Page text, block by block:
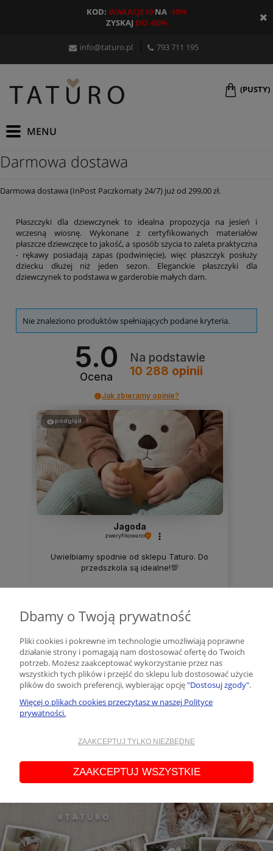
KOD: WAKACJE10 NA-10%
ZYSKAJ DO -60%
info@taturo.pl 793 711 195
(PUSTY)
Darmowa dostawa
Darmowa dostawa (InPost Paczkomaty 24/7) już od 299,00 zł.
Płaszczyki dla dziewczynek to idealna propozycja na jesień i
wczesną wiosnę. Wykonane z certyfikowanych materiałów
płaszcze dziewczęce to jakość, a sposób szycia to zaleta praktyczna
- rękawy posiadają zapas (podwinięcie), więc płaszczyk posłuży
dziecku dłużej niż jeden sezon. Eleganckie płaszczyki dla
dziewczynek to podstawa w garderobie małych dam.
Nie znaleziono produktów spełniających podane kryteria.
5.0
Ocena
Na podstawie
10 288 opinii
Jak zbieramy opinie?
podgląd
Jagoda
zweryfikowano
Uwielbiamy spodnie od sklepu Taturo. Do
przedszkola są idealne!💯
0 0
w tym tygodniu
Dbamy o Twoją prywatność
Pliki cookies i pokrewne im technologie umożliwiają poprawne
działanie strony i pomagają nam dostosować ofertę do Twoich
potrzeb. Możesz zaakceptować wykorzystanie przez nas
wszystkich tych plików i przejść do sklepu lub dostosować użycie
plików do swoich preferencji, wybierając opcję"Dostosuj zgody".
Więcej o plikach cookies przeczytasz w naszej Polityce
prywatności.
ZAAKCEPTUJ TYLKO NIEZBĘDNE
ZAAKCEPTUJ WSZYSTKIE